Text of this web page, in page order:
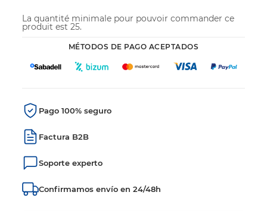
La quantité minimale pour pouvoir commander ce
produit est 25.
MÉTODOS DE PAGO ACEPTADOS
Pago 100% seguro
Factura B2B
Soporte experto
Confirmamos envío en 24/48h